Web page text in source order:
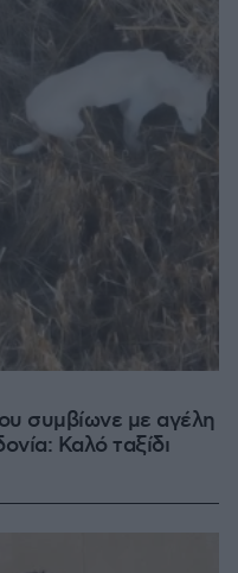
συμβίωνε με αγέλη
Καλό ταξίδι